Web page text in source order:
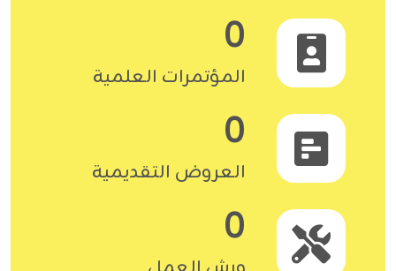
0
المؤتمرات العلمية
0
العروض التقديمية
0